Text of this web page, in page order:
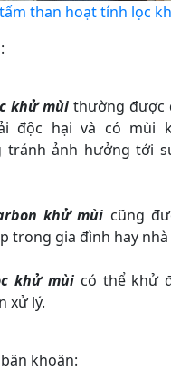
tấm than hoạt tính lọc
khử mùi thường được
độc hại và có mùi
tránh ảnh hưởng tới
khử mùi cũng
trong gia đình hay nhà
khử mùicó thể khử
xử lý.
khoăn: